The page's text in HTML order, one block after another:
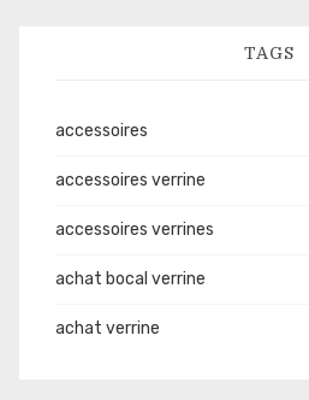
TAGS
accessoires
accessoires verrine
accessoires verrines
achat bocal verrine
achat verrine